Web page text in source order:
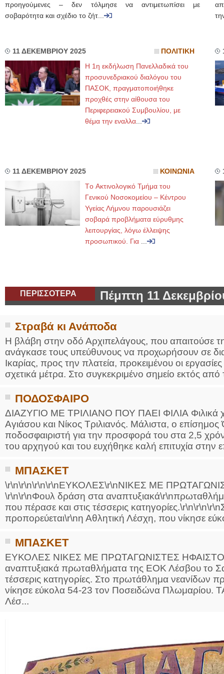
προηγούμενες – δεν τόλμησε να αντιμετωπίσει με
σοβαρότητα και σχέδιο το ζήτ...
11 ΔΕΚΕΜΒΡΙΟΥ 2025 ΠΟΛΙΤΙΚΗ
Η 1η εκδήλωση Πανελλαδικά του
προσυνεδριακού διαλόγου του
ΠΑΣΟΚ, πραγματοποιήθηκε
προχθές στην αίθουσα του
Περιφερειακού Συμβουλίου, με
θέμα την εναλλα
11 ΔΕΚΕΜΒΡΙΟΥ 2025 ΚΟΙΝΩΝΙΑ
Τo Ακτινολογικό Τμήμα του
Γενικού Νοσοκομείου – Κέντρου
Υγείας Λήμνου παρουσιάζει
σοβαρά προβλήματα εύρυθμης
λειτουργίας, λόγω έλλειψης
προσωπικού. Για
ΠΕΡΙΣΣΟΤΕΡΑ Πέμπτη 11
Στραβά κι Ανάποδα
Η βλάβη στην οδό Αρχιπελάγους, που
ανάγκασε τους υπεύθυνους να προχωρήσουν σε
Ικαρίας, προς την πλατεία, προκειμένου οι
σχετικά μέτρα. Στο συγκεκριμένο σημείο εκτός από
ΠΟΔΟΣΦΑΙΡΟ
ΔΙΑΖΥΓΙΟ ΜΕ ΤΡΙΛΙΑΝΟ ΠΟΥ ΠΑΕΙ ΦΙΛΙΑ Φιλικά
Αγιάσου και Νίκος Τριλιανός. Μάλιστα, ο
ποδοσφαιριστή για την προσφορά του στα 2,5
του αρχηγού και του ευχήθηκε καλή επιτυχία στην
ΜΠΑΣΚΕΤ
\r\n\r\n\r\n\r\nΕΥΚΟΛΕΣ\r\nΝΙΚΕΣ ΜΕ
\r\n\r\nΦουλ δράση στα
που πέρασε και στις τέσσερις
προπορεύεται\r\nη Αθλητική Λέσχη, που νίκησε
ΜΠΑΣΚΕΤ
ΕΥΚΟΛΕΣ ΝΙΚΕΣ ΜΕ ΠΡΩΤΑΓΩΝΙΣΤΕΣ
αναπτυξιακά πρωταθλήματα της ΕΟΚ Λέσβου το
τέσσερις κατηγορίες. Στο πρωτάθλημα νεανίδων
νίκησε εύκολα 54-23 τον Ποσειδώνα
Λέσ...